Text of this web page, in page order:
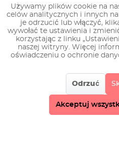
beginners The aquarium sets with tank sizes
of 30 litres (416x255x280
(607x310x350 mm) have
for beginners High
edges polished to a high
workmanship guarantee
appearance. The colour
frame) in a dark grey
character Both
high-quality,
equipment: - EHEIM
Copyright © 2026 EHEIM GmbH &
Używamy plików cookie na
celów analitycznych i innych
je odrzucić lub włączyć,
wywołać te ustawienia i
korzystając z linku
naszej witryny. Więcej
oświadczeniu o ochronie
Odrzuć
Akceptuj